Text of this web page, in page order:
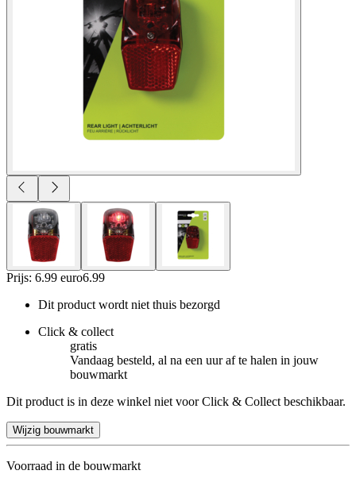
Prijs: 6.99 euro6.99
Dit product wordt niet thuis bezorgd
Click & collect
gratis
Vandaag besteld, al na een uur af te halen in jouw
bouwmarkt
Dit product is in deze winkel niet voor Click & Collect beschikbaar.
Wijzig bouwmarkt
Voorraad in de bouwmarkt